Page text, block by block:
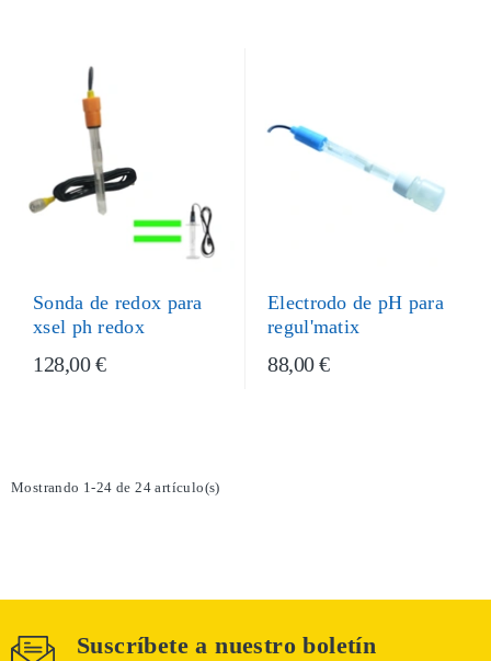
Sonda de redox para
xsel ph redox
128,00 €
Electrodo de pH para
regul'matix
88,00 €
Mostrando 1-24 de 24 artículo(s)
Suscríbete a nuestro boletín